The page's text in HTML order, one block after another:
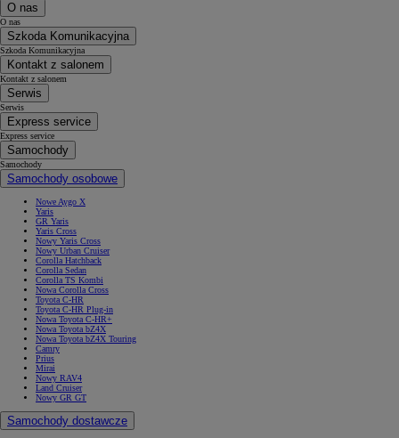
O nas
O nas
Szkoda Komunikacyjna
Szkoda Komunikacyjna
Kontakt z salonem
Kontakt z salonem
Serwis
Serwis
Express service
Express service
Samochody
Samochody
Samochody osobowe
Nowe Aygo X
Yaris
GR Yaris
Yaris Cross
Nowy Yaris Cross
Nowy Urban Cruiser
Corolla Hatchback
Corolla Sedan
Corolla TS Kombi
Nowa Corolla Cross
Toyota C-HR
Toyota C-HR Plug-in
Nowa Toyota C-HR+
Nowa Toyota bZ4X
Nowa Toyota bZ4X Touring
Camry
Prius
Mirai
Nowy RAV4
Land Cruiser
Nowy GR GT
Samochody dostawcze